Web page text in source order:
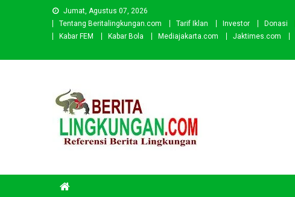
Jumat, Agustus 07, 2026
Tentang Beritalingkungan.com
Tarif Iklan Investor Donasi
Kabar FEM
Kabar Bola Mediajakarta.com Jaktimes.com